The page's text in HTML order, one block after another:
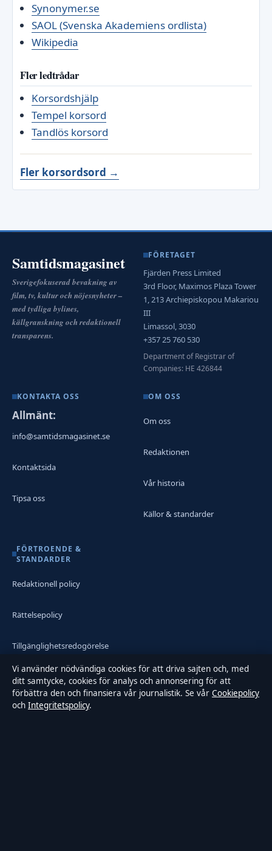
Synonymer.se
SAOL (Svenska Akademiens ordlista)
Wikipedia
Fler ledtrådar
Korsordshjälp
Tempel korsord
Tandlös korsord
Fler korsordsord →
Samtidsmagasinet
Sverigefokuserad bevakning av
film, tv, kultur och nöjesnyheter –
med tydliga bylines,
källgranskning och redaktionell
transparens.
FÖRETAGET
Fjärden Press Limited
3rd Floor, Maximos Plaza Tower
1, 213 Archiepiskopou Makariou
III
Limassol, 3030
+357 25 760 530
Department of Registrar of
Companies: HE 426844
KONTAKTA OSS
Allmänt:
info@samtidsmagasinet.se
Kontaktsida
Tipsa oss
OM OSS
Om oss
Redaktionen
Vår historia
Källor & standarder
FÖRTROENDE &
STANDARDER
Redaktionell policy
Rättelsepolicy
Tillgänglighetsredogörelse
Integritetspolicy
Kändisar & integritet
Vi använder nödvändiga cookies för att driva sajten och, med
ditt samtycke, cookies för analys och annonsering för att
förbättra den och finansiera vår journalistik. Se vår Cookiepolicy
och Integritetspolicy.